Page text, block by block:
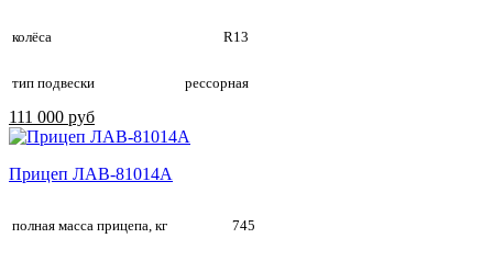
колёса R13
тип подвески рессорная
111 000 руб
Прицеп ЛАВ-81014А
полная масса прицепа, кг 745